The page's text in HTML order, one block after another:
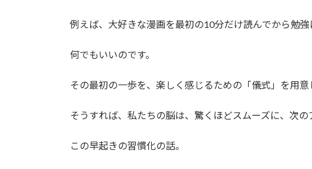
例えば、大好きな漫画を最初の10分だけ読んでから勉強
何でもいいのです。
その最初の一歩を、楽しく感じるための「儀式」を用意
そうすれば、私たちの脳は、驚くほどスムーズに、次の
この早起きの習慣化の話。